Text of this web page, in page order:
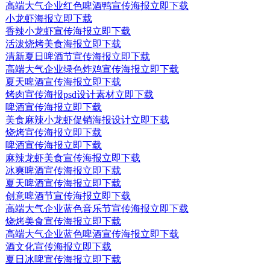
高端大气企业红色啤酒鸭宣传海报立即下载
小龙虾海报立即下载
香辣小龙虾宣传海报立即下载
活泼烧烤美食海报立即下载
清新夏日啤酒节宣传海报立即下载
高端大气企业绿色炸鸡宣传海报立即下载
夏天啤酒宣传海报立即下载
烤肉宣传海报psd设计素材立即下载
啤酒宣传海报立即下载
美食麻辣小龙虾促销海报设计立即下载
烧烤宣传海报立即下载
啤酒宣传海报立即下载
麻辣龙虾美食宣传海报立即下载
冰爽啤酒宣传海报立即下载
夏天啤酒宣传海报立即下载
创意啤酒节宣传海报立即下载
高端大气企业蓝色音乐节宣传海报立即下载
烧烤美食宣传海报立即下载
高端大气企业蓝色啤酒宣传海报立即下载
酒文化宣传海报立即下载
夏日冰啤宣传海报立即下载